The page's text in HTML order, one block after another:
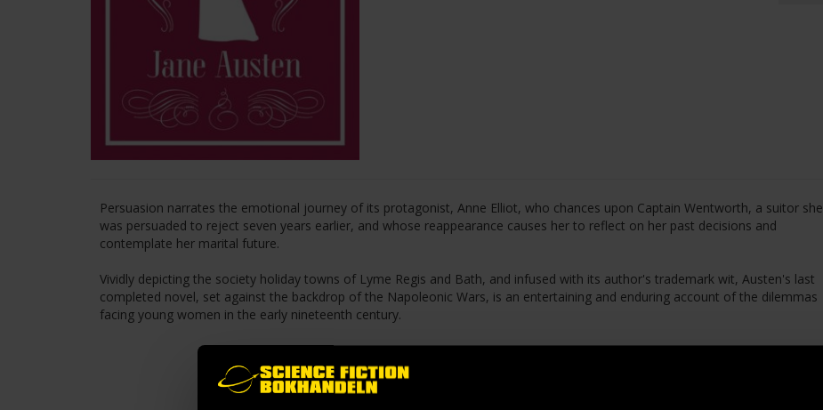
Persuasion narrates the emotional journey of its protagonist, Anne Elliot, who chances upon Captain Wentworth, a suitor she
was persuaded to reject seven years earlier, and whose reappearance causes her to reflect on her past decisions and
contemplate her marital future.
Vividly depicting the society holiday towns of Lyme Regis and Bath, and infused with its author's trademark wit, Austen's last
completed novel, set against the backdrop of the Napoleonic Wars, is an entertaining and enduring account of the dilemmas
facing young women in the early nineteenth century.